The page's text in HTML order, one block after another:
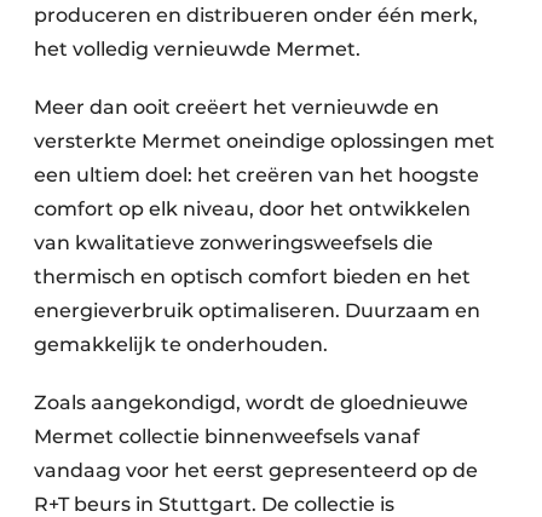
produceren en distribueren onder één merk,
het volledig vernieuwde Mermet.
Meer dan ooit creëert het vernieuwde en
versterkte Mermet oneindige oplossingen met
een ultiem doel: het creëren van het hoogste
comfort op elk niveau, door het ontwikkelen
van kwalitatieve zonweringsweefsels die
thermisch en optisch comfort bieden en het
energieverbruik optimaliseren. Duurzaam en
gemakkelijk te onderhouden.
Zoals aangekondigd, wordt de gloednieuwe
Mermet collectie binnenweefsels vanaf
vandaag voor het eerst gepresenteerd op de
R+T beurs in Stuttgart. De collectie is